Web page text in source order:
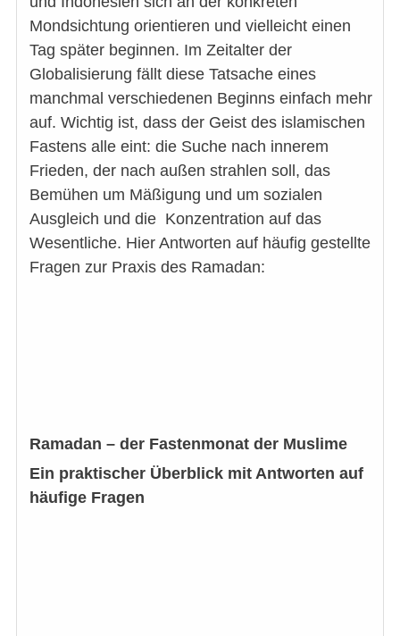
Mondsichtung orientieren und vielleicht einen
Tag später beginnen. Im Zeitalter der
Globalisierung fällt diese Tatsache eines
manchmal verschiedenen Beginns einfach mehr
auf. Wichtig ist, dass der Geist des islamischen
Fastens alle eint: die Suche nach innerem
Frieden, der nach außen strahlen soll, das
Bemühen um Mäßigung und um sozialen
Ausgleich und die Konzentration auf das
Wesentliche. Hier Antworten auf häufig gestellte
Fragen zur Praxis des Ramadan:
Ramadan – der Fastenmonat der Muslime
Ein praktischer Überblick mit Antworten auf
häufige Fragen